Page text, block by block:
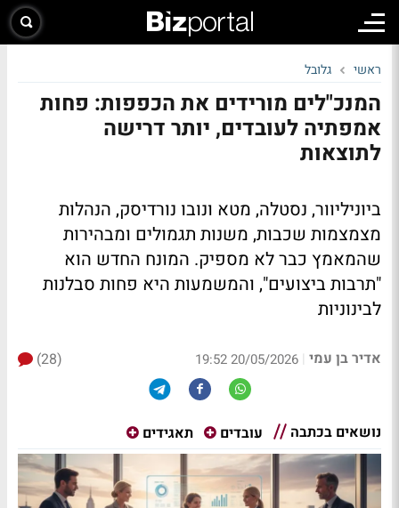
ראשי גלובל
המנכ"לים מורידים את הכפפות: פחות
אמפתיה לעובדים, יותר דרישה
לתוצאות
ביוניליוור, נסטלה, מטא ונובו נורדיסק, הנהלות
מצמצמות שכבות, משנות תגמולים ומבהירות
שהמאמץ כבר לא מספיק. המונח החדש הוא
"תרבות ביצועים", והמשמעות היא פחות סבלנות
לבינוניות
אדיר בן עמי |
20/05/2026 19:52
(28)
נושאים בכתבה עובדים תאגידים